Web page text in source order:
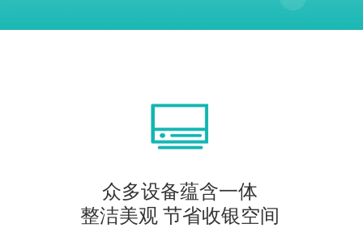
众多设备蕴含一体
整洁美观 节省收银空间